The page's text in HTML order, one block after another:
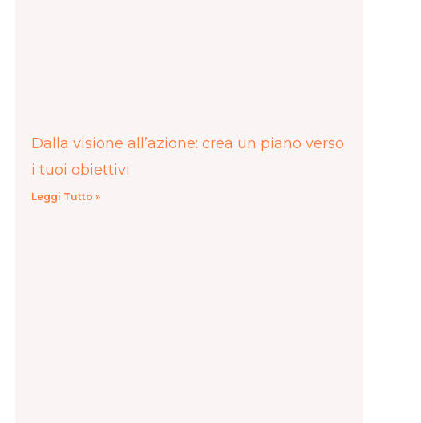
Dalla visione all’azione: crea un piano verso
i tuoi obiettivi
Leggi Tutto »